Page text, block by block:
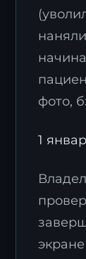
фото,
1